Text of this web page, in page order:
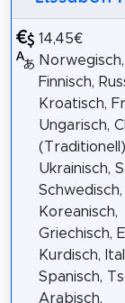
14,45€
Finnisch,
Kroatisch,
Ungarisch,
Ukrainisch,
Schwedisch,
Koreanisch,
Griechisch,
Kurdisch,
Spanisch,
Arabisch,